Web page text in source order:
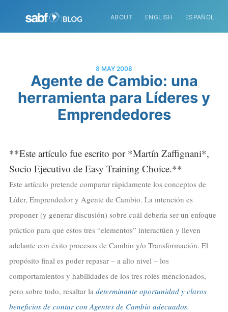
ABOUT ENGLISH ESPAÑOL
8 MAY 2008
Agente de Cambio: una
herramienta para Líderes y
Emprendedores
**Este artículo fue escrito por *Martín Zaffignani*,
Socio Ejecutivo de Easy Training Choice.**
Este artículo pretende comparar rápidamente los conceptos de
Líder, Emprendedor y Agente de Cambio. La intención es
proponer (y generar discusión) sobre cuál debería ser un enfoque
práctico para que estos tres “elementos” interactúen y lleven
adelante con éxito procesos de Cambio y/o Transformación. El
propósito final es poder repasar – a alto nivel – los
comportamientos y habilidades de los tres roles mencionados,
pero sobre todo, resaltar la determinante oportunidad y claros
beneficios de contar con Agentes de Cambio adecuados.